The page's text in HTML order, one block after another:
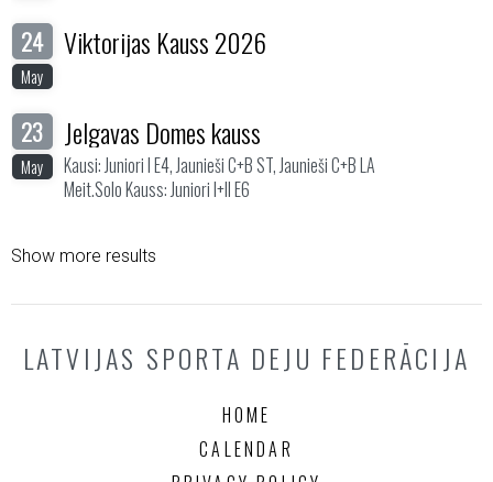
24
May
Viktorijas Kauss 2026
23
May
Jelgavas Domes kauss
Kausi: Juniori I E4, Jaunieši C+B ST, Jaunieši C+B LA
Meit.Solo Kauss: Juniori I+II E6
Show more results
LATVIJAS SPORTA DEJU FEDERĀCIJA
HOME
CALENDAR